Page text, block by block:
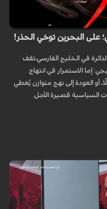
على البحرين توخي الحذر!
في الخليج الفارسي،تقف
إما الاستمرار في انتهاج
أو العودة إلى نهج متوازن يُعطي
السياسية قصيرة الأجل.